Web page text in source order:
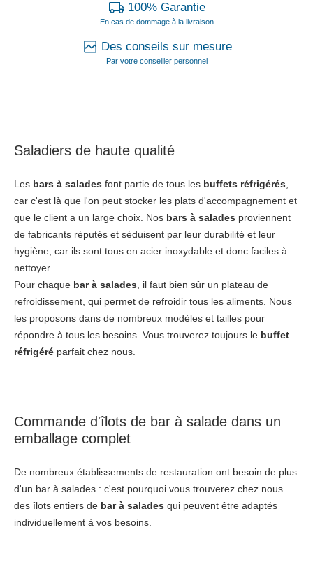
100% Garantie
En cas de dommage à la livraison
Des conseils sur mesure
Par votre conseiller personnel
Saladiers de haute qualité
Les bars à salades font partie de tous les buffets réfrigérés,
car c'est là que l'on peut stocker les plats d'accompagnement et
que le client a un large choix. Nos bars à salades proviennent
de fabricants réputés et séduisent par leur durabilité et leur
hygiène, car ils sont tous en acier inoxydable et donc faciles à
nettoyer.
Pour chaque bar à salades, il faut bien sûr un plateau de
refroidissement, qui permet de refroidir tous les aliments. Nous
les proposons dans de nombreux modèles et tailles pour
répondre à tous les besoins. Vous trouverez toujours le buffet
réfrigéré parfait chez nous.
Commande d'îlots de bar à salade dans un
emballage complet
De nombreux établissements de restauration ont besoin de plus
d'un bar à salades : c'est pourquoi vous trouverez chez nous
des îlots entiers de bar à salades qui peuvent être adaptés
individuellement à vos besoins.